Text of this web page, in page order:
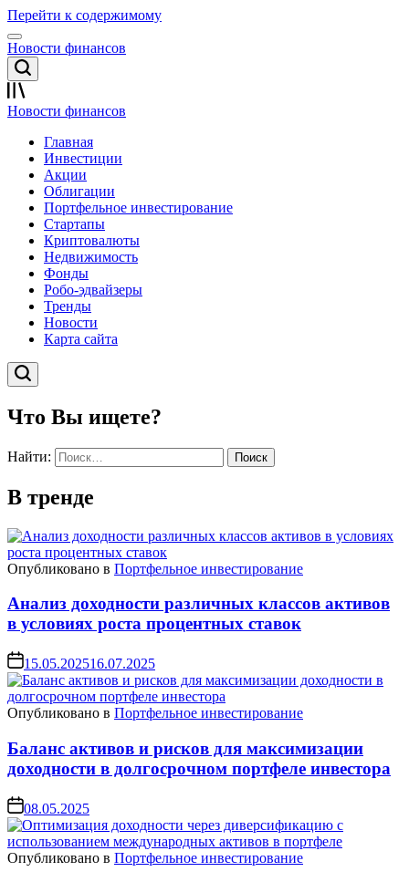
Перейти к содержимому
Новости финансов
Новости финансов
Главная
Инвестиции
Акции
Облигации
Портфельное инвестирование
Стартапы
Криптовалюты
Недвижимость
Фонды
Робо-эдвайзеры
Тренды
Новости
Карта сайта
Что Вы ищете?
Найти:
В тренде
Опубликовано в Портфельное инвестирование
Анализ доходности различных классов активов
в условиях роста процентных ставок
15.05.202516.07.2025
Опубликовано в Портфельное инвестирование
Баланс активов и рисков для максимизации
доходности в долгосрочном портфеле инвестора
08.05.2025
Опубликовано в Портфельное инвестирование